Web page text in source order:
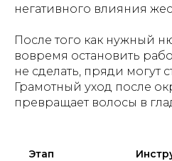
негативного влияния
После того как нужный
вовремя остановить
не сделать, пряди могут
Грамотный уход после
превращает волосы в
Этап